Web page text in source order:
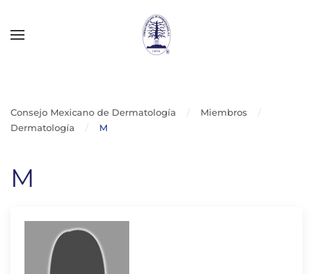
Consejo Mexicano de Dermatología
Miembros
Dermatología
M
M